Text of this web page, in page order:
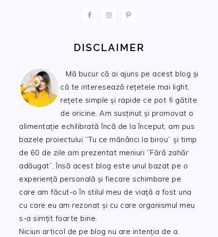
DISCLAIMER
Mă bucur că ai ajuns pe acest blog și
că te interesează rețetele mai light,
rețete simple și rapide ce pot fi gătite
de oricine. Am susținut și promovat o
alimentație echilibrată încă de la început, am pus
bazele proiectului ”Tu ce mănânci la birou” și timp
de 60 de zile am prezentat meniuri ”Fără zahăr
adăugat”, însă acest blog este unul bazat pe o
experiență personală și fiecare schimbare pe
care am făcut-o în stilul meu de viață a fost una
cu care eu am rezonat și cu care organismul meu
s-a simțit foarte bine.
Niciun articol de pe blog nu are intenția de a